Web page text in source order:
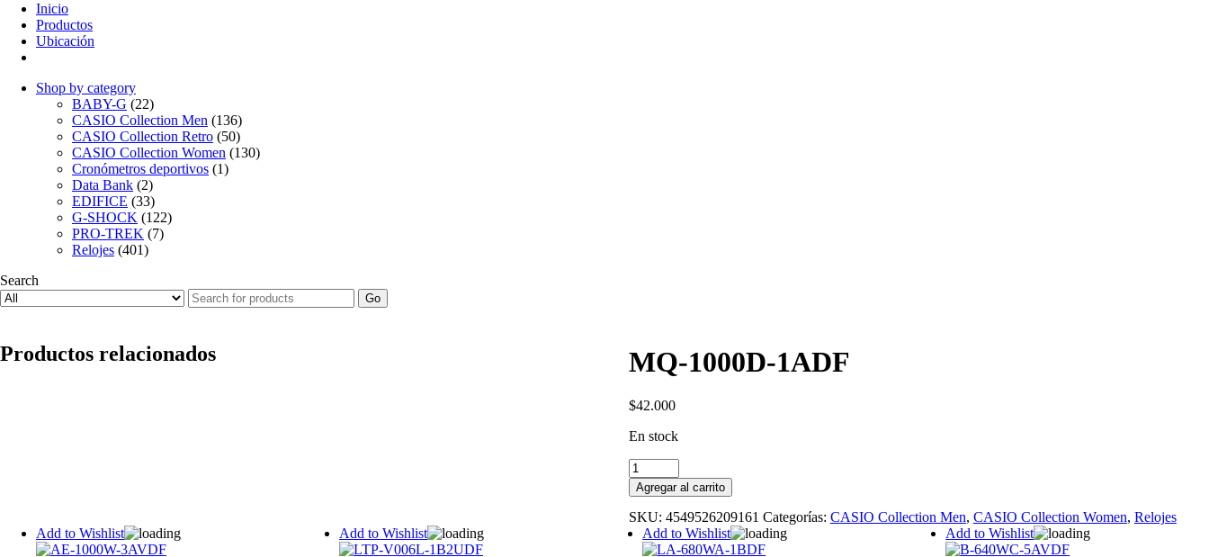
Inicio
Productos
Ubicación
Shop by category
BABY-G (22)
CASIO Collection Men (136)
CASIO Collection Retro (50)
CASIO Collection Women (130)
Cronómetros deportivos (1)
Data Bank (2)
EDIFICE (33)
G-SHOCK (122)
PRO-TREK (7)
Relojes (401)
Search
Go
MQ-1000D-1ADF
$42.000
En stock
MQ-
1000D-
1ADF
cantidad
Agregar al carrito
SKU: 4549526209161 Categorías: CASIO Collection Men, CASIO Collection Women, Relojes
Productos relacionados
Add to Wishlist Add to Wishlist Add to Wishlist Add to Wishlist